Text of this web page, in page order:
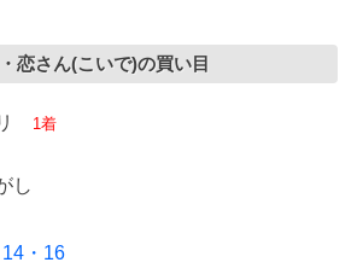
恋さん(こいで)の買い目
1着
し
・16